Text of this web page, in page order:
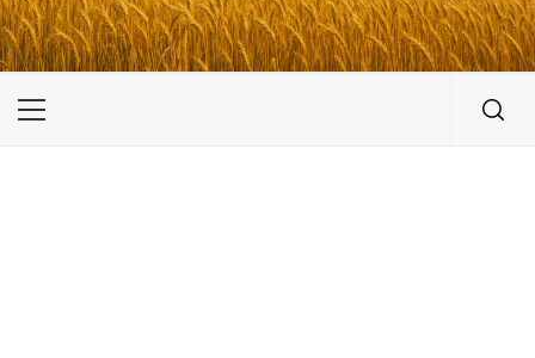
UKRAINE-IS
ПУТЕШЕСТВИЕ ПО УКРАИНЕ
Primary